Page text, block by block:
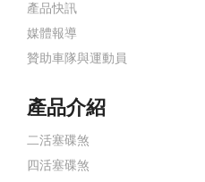
產品快訊
媒體報導
贊助車隊與運動員
產品介紹
二活塞碟煞
四活塞碟煞